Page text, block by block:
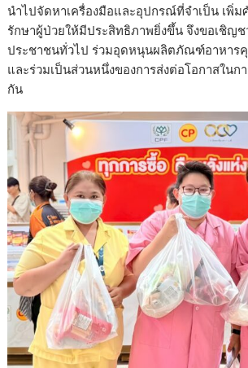
นำไปจัดหาเครื่องมือและอุปกรณ์ที่จำเป็น เพิ่
รักษาผู้ป่วยให้มีประสิทธิภาพยิ่งขึ้น จึงขอเชิญช
ประชาชนทั่วไป ร่วมอุดหนุนผลิตภัณฑ์อาหาร
และร่วมเป็นส่วนหนึ่งของการส่งต่อโอกาสในก
กัน